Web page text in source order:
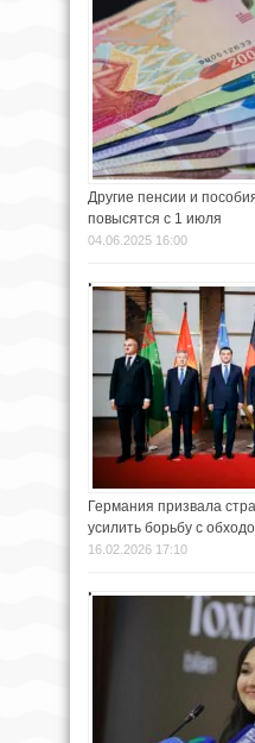
Другие пенсии и
повысятся с 1 июля
04.06.2025 16:00
Германия призвала
усилить борьбу с
16.02.2026 17:10